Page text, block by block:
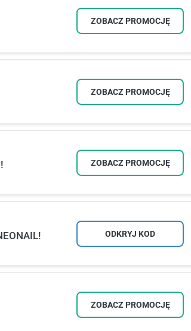
ZOBACZ PROMOCJĘ
ZOBACZ PROMOCJĘ
ZOBACZ PROMOCJĘ
ODKRYJ KOD
ZOBACZ PROMOCJĘ